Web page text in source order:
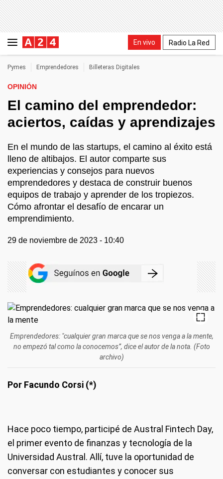
En vivo Radio La Red
Pymes Emprendedores Billeteras Digitales
OPINIÓN
El camino del emprendedor:
aciertos, caídas y aprendizajes
En el mundo de las startups, el camino al éxito está
lleno de altibajos. El autor comparte sus
experiencias y consejos para nuevos
emprendedores y destaca de construir buenos
equipos de trabajo y aprender de los tropiezos.
Cómo afrontar el desafío de encarar un
emprendimiento.
29 de noviembre de 2023 - 10:40
Emprendedores: "cualquier gran marca que se nos venga a la mente,
no empezó tal como la conocemos”, dice el autor de la nota. (Foto
archivo)
Por Facundo Corsi (*)
Hace poco tiempo, participé de Austral Fintech Day,
el primer evento de finanzas y tecnología de la
Universidad Austral. Allí, tuve la oportunidad de
conversar con estudiantes y conocer sus